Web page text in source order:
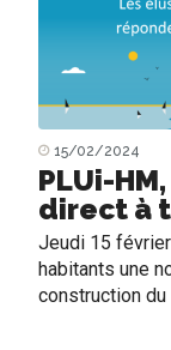
15/02/2024
PLUi-
direct à
Jeudi 15
habitants une
construction du